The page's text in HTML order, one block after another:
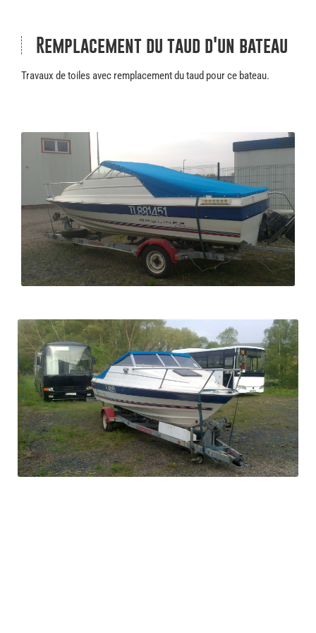
Remplacement du taud d'un bateau
Travaux de toiles avec remplacement du taud pour ce bateau.